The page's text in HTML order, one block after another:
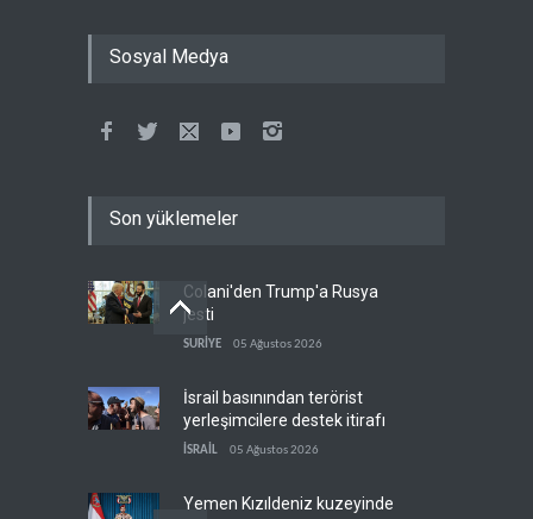
Sosyal Medya
Son yüklemeler
Colani'den Trump'a Rusya
jesti
SURİYE 05 Ağustos 2026
İsrail basınından terörist
yerleşimcilere destek itirafı
İSRAİL 05 Ağustos 2026
Yemen Kızıldeniz kuzeyinde